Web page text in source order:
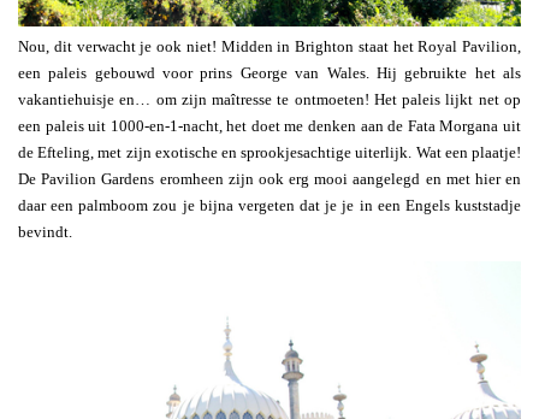
Nou, dit verwacht je ook niet! Midden in Brighton staat het Royal Pavilion,
een paleis gebouwd voor prins George van Wales. Hij gebruikte het als
vakantiehuisje en… om zijn maîtresse te ontmoeten! Het paleis lijkt net op
een paleis uit 1000-en-1-nacht, het doet me denken aan de Fata Morgana uit
de Efteling, met zijn exotische en sprookjesachtige uiterlijk. Wat een plaatje!
De Pavilion Gardens eromheen zijn ook erg mooi aangelegd en met hier en
daar een palmboom zou je bijna vergeten dat je je in een Engels kuststadje
bevindt.